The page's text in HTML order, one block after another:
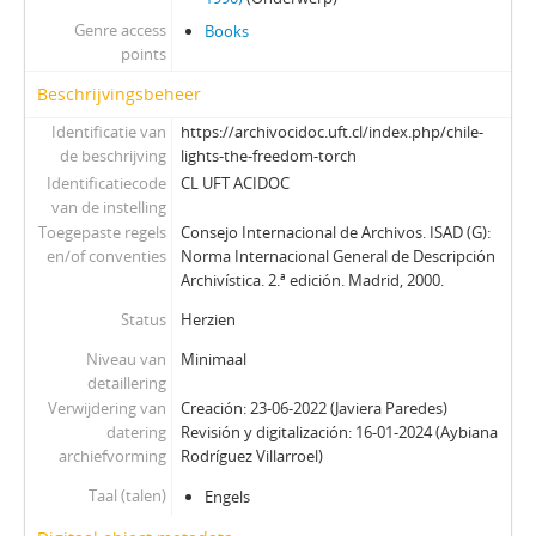
Genre access
points
Books
Beschrijvingsbeheer
Identificatie van
de beschrijving
https://archivocidoc.uft.cl/index.php/chile-
lights-the-freedom-torch
Identificatiecode
van de instelling
CL UFT ACIDOC
Toegepaste regels
en/of conventies
Consejo Internacional de Archivos. ISAD (G):
Norma Internacional General de Descripción
Archivística. 2.ª edición. Madrid, 2000.
Status
Herzien
Niveau van
detaillering
Minimaal
Verwijdering van
datering
archiefvorming
Creación: 23-06-2022 (Javiera Paredes)
Revisión y digitalización: 16-01-2024 (Aybiana
Rodríguez Villarroel)
Taal (talen)
Engels